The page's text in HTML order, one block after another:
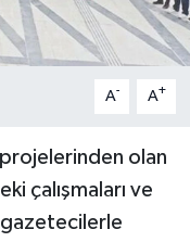
A- A+
olan
çalışmaları ve
gazetecilerle